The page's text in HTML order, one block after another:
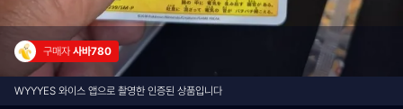
구매자 사바780
WYYYES 와이스 앱으로 촬영한 인증된 상품입니다